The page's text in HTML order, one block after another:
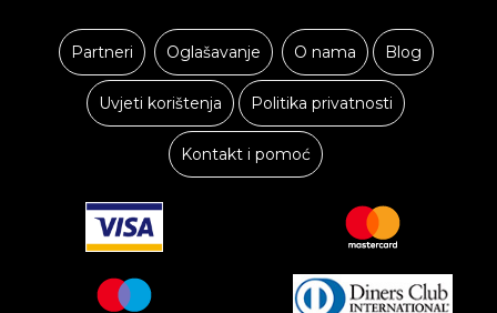
Partneri Oglašavanje O nama Blog
Uvjeti korištenja Politika privatnosti
Kontakt i pomoć